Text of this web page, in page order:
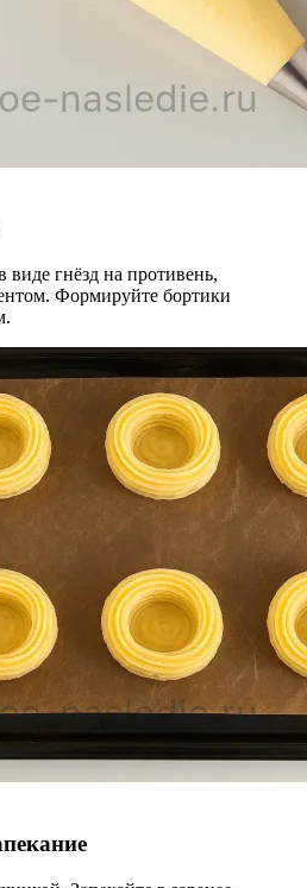
виде гнёзд на противень,
Формируйте бортики